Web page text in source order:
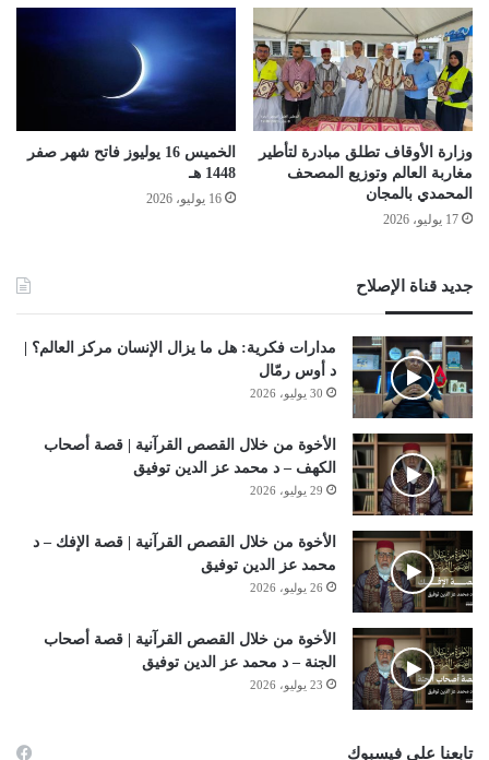
وزارة الأوقاف تطلق مبادرة لتأطير
مغاربة العالم وتوزيع المصحف
المحمدي بالمجان
17 يوليو، 2026
الخميس 16 يوليوز فاتح شهر صفر
1448 هـ
16 يوليو، 2026
جديد قناة الإصلاح
مدارات فكرية: هل ما يزال الإنسان مركز العالم؟ |
د أوس رمّال
30 يوليو، 2026
الأخوة من خلال القصص القرآنية | قصة أصحاب
الكهف – د محمد عز الدين توفيق
29 يوليو، 2026
الأخوة من خلال القصص القرآنية | قصة الإفك – د
محمد عز الدين توفيق
26 يوليو، 2026
الأخوة من خلال القصص القرآنية | قصة أصحاب
الجنة – د محمد عز الدين توفيق
23 يوليو، 2026
تابعنا على فيسبوك